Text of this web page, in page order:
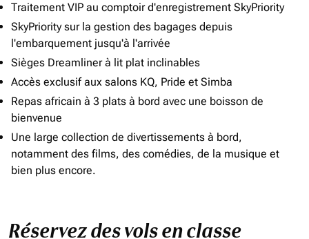
Traitement VIP au comptoir d'enregistrement SkyPriority
SkyPriority sur la gestion des bagages depuis
l'embarquement jusqu'à l'arrivée
Sièges Dreamliner à lit plat inclinables
Accès exclusif aux salons KQ, Pride et Simba
Repas africain à 3 plats à bord avec une boisson de
bienvenue
Une large collection de divertissements à bord,
notamment des films, des comédies, de la musique et
bien plus encore.
Réservez des vols en classe